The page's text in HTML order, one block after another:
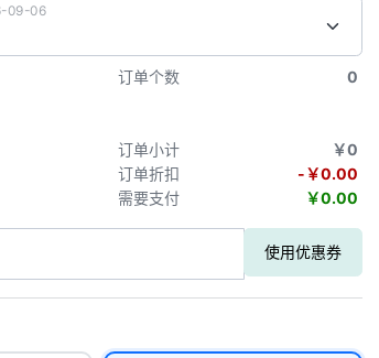
09-06
订单个数
0
订单小计
￥0
订单折扣
-￥0.00
需要支付
￥0.00
使用优惠券